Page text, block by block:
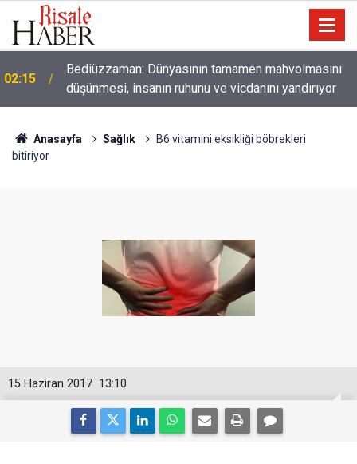
01:45 Paçalarını yerde sürünmeyecek şekilde yukarıda tut
Anasayfa Sağlık
B6 vitamini eksikliği böbrekleri
bitiriyor
13:10
15 Haziran 2017